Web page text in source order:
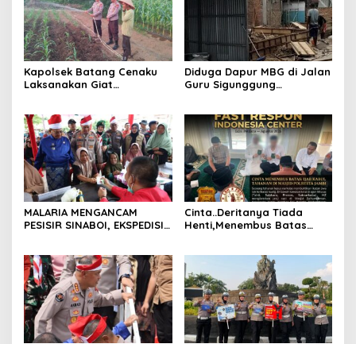
Kapolsek Batang Cenaku
Laksanakan Giat
Pipil di Desa Aur Cina.
Diduga Dapur MBG di Jalan
Guru Sigunggung
Keluhkan Bau Limbah yang
Menyengat.
MALARIA MENGANCAM
PESISIR SINABOI, EKSPEDISI
PELAYANAN KESEHATAN
GRATIS
Cinta..Deritanya Tiada
Henti,Menembus Batas